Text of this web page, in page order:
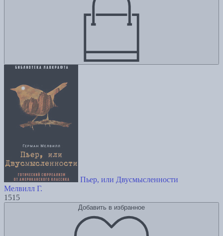
Пьер, или Двусмысленности
Мелвилл Г.
1515
Добавить в избранное